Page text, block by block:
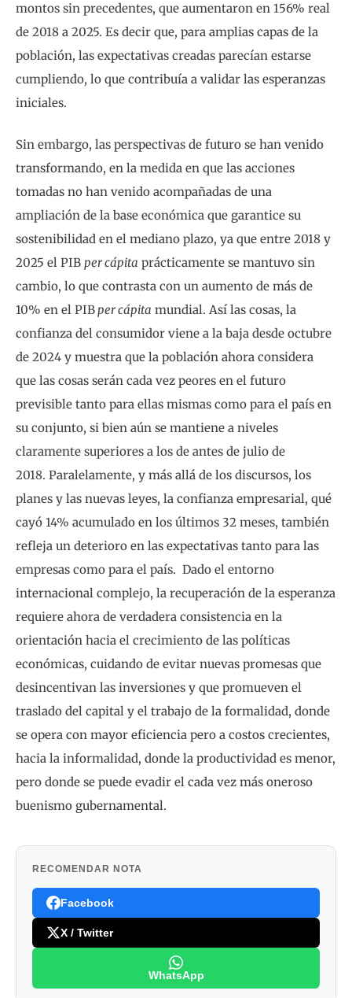
montos sin precedentes, que aumentaron en 156% real
de 2018 a 2025. Es decir que, para amplias capas de la
población, las expectativas creadas parecían estarse
cumpliendo, lo que contribuía a validar las esperanzas
iniciales.
Sin embargo, las perspectivas de futuro se han venido
transformando, en la medida en que las acciones
tomadas no han venido acompañadas de una
ampliación de la base económica que garantice su
sostenibilidad en el mediano plazo, ya que entre 2018 y
2025 el PIB per cápita prácticamente se mantuvo sin
cambio, lo que contrasta con un aumento de más de
10% en el PIBper cápita mundial. Así las cosas, la
confianza del consumidor viene a la baja desde octubre
de 2024 y muestra que la población ahora considera
que las cosas serán cada vez peores en el futuro
previsible tanto para ellas mismas como para el país en
su conjunto, si bien aún se mantiene a niveles
claramente superiores a los de antes de julio de
2018. Paralelamente, y más allá de los discursos, los
planes y las nuevas leyes, la confianza empresarial, qué
cayó 14% acumulado en los últimos 32 meses, también
refleja un deterioro en las expectativas tanto para las
empresas como para el país. Dado el entorno
internacional complejo, la recuperación de la esperanza
requiere ahora de verdadera consistencia en la
orientación hacia el crecimiento de las políticas
económicas, cuidando de evitar nuevas promesas que
desincentivan las inversiones y que promueven el
traslado del capital y el trabajo de la formalidad, donde
se opera con mayor eficiencia pero a costos crecientes,
hacia la informalidad, donde la productividad es menor,
pero donde se puede evadir el cada vez más oneroso
buenismo gubernamental.
RECOMENDAR NOTA
Facebook
X / Twitter
WhatsApp